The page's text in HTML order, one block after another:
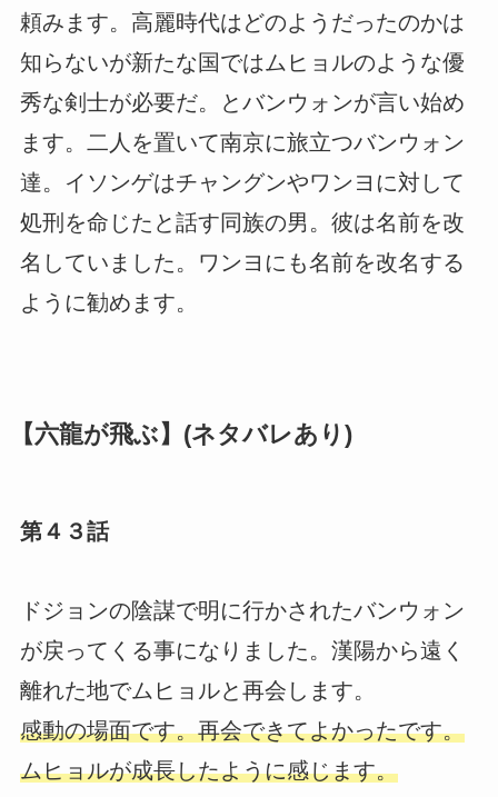
頼みます。高麗時代はどのようだったのかは
知らないが新たな国ではムヒョルのような優
秀な剣士が必要だ。とバンウォンが言い始め
ます。二人を置いて南京に旅立つバンウォン
達。イソンゲはチャングンやワンヨに対して
処刑を命じたと話す同族の男。彼は名前を改
名していました。ワンヨにも名前を改名する
ように勧めます。
【六龍が飛ぶ】(ネタバレあり)
第４３話
ドジョンの陰謀で明に行かされたバンウォン
が戻ってくる事になりました。漢陽から遠く
離れた地でムヒョルと再会します。
感動の場面です。再会できてよかったです。
ムヒョルが成長したように感じます。